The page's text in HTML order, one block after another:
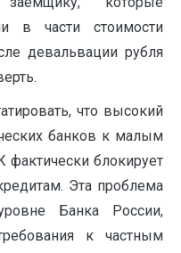
в части стоимости
девальвации рубля
что высокий
банков к малым
блокирует
Эта проблема
Банка России,
к частным